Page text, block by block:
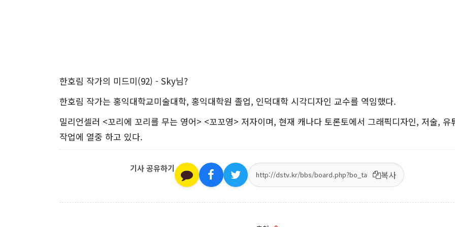
한호림 작가의 미드미(92) - Sky님?
한호림 작가는 홍익대학교미술대학, 홍익대학원 졸업, 인덕대학 시각디자인 교수를 역임했다.
밀리언셀러 <꼬리에 꼬리를 무는 영어> <꼬꼬영> 저자이며, 현재 캐나다 토론토에서 그래픽디자인, 저술, 유
작업에 열중 하고 있다.
기사 공유하기
복사